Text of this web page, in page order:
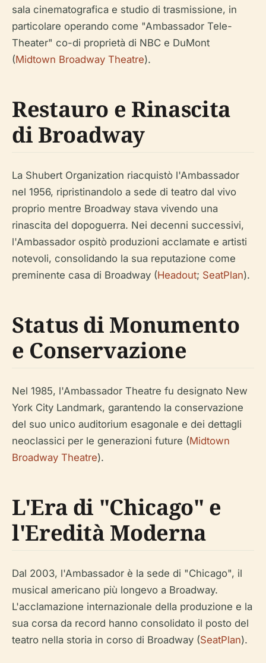
sala cinematografica e studio di trasmissione, in
particolare operando come "Ambassador Tele-
Theater" co-di proprietà di NBC e DuMont
(Midtown Broadway Theatre).
Restauro e Rinascita
di Broadway
La Shubert Organization riacquistò l'Ambassador
nel 1956, ripristinandolo a sede di teatro dal vivo
proprio mentre Broadway stava vivendo una
rinascita del dopoguerra. Nei decenni successivi,
l'Ambassador ospitò produzioni acclamate e artisti
notevoli, consolidando la sua reputazione come
preminente casa di Broadway (Headout; SeatPlan).
Status di Monumento
e Conservazione
Nel 1985, l'Ambassador Theatre fu designato New
York City Landmark, garantendo la conservazione
del suo unico auditorium esagonale e dei dettagli
neoclassici per le generazioni future (Midtown
Broadway Theatre).
L'Era di "Chicago" e
l'Eredità Moderna
Dal 2003, l'Ambassador è la sede di "Chicago", il
musical americano più longevo a Broadway.
L'acclamazione internazionale della produzione e la
sua corsa da record hanno consolidato il posto del
teatro nella storia in corso di Broadway (SeatPlan).